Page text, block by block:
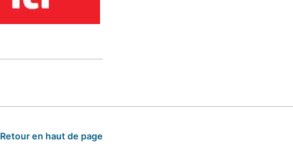
Retour en haut de page